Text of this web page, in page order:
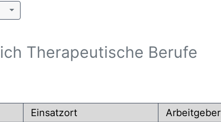
Therapeutische Berufe
Einsatzort Arbeitgeber